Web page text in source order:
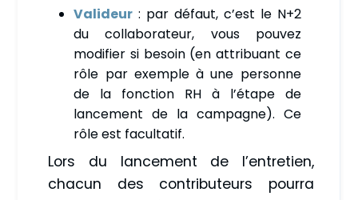
Valideur : par défaut, c’est le N+2
du collaborateur, vous pouvez
modifier si besoin (en attribuant ce
rôle par exemple à une personne
de la fonction RH à l’étape de
lancement de la campagne). Ce
rôle est facultatif.
Lors du lancement de l’entretien,
chacun des contributeurs pourra